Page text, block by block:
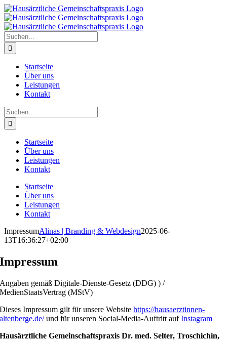
Zum
Inhalt
springen
Suche
nach:
Startseite
Über uns
Leistungen
Kontakt
Suche
nach:
Startseite
Über uns
Leistungen
Kontakt
Startseite
Über uns
Leistungen
Kontakt
ImpressumAlinas | Branding & Webdesign2025-06-
13T16:36:27+02:00
Impressum
Angaben gemäß Digitale-Dienste-Gesetz (DDG) ) /
MedienStaatsVertrag (MStV)
Dieses Impressum gilt für unsere Websitehttps://hausaerztinnen-
altenberge.de/und für unseren Social-Media-Auftritt aufInstagram
Hausärztliche Gemeinschaftspraxis Dr. med. Selter, Troschichin,